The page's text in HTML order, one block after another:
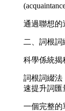
通過聯想的
二、詞根詞
科學係統揭
詞根詞綴法
速提升詞匯
一個完整的